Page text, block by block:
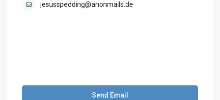
jesusspedding@anonmails.de
Send Email